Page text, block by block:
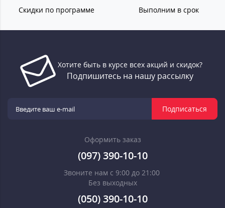
Скидки по программе Выполним в срок
Хотите быть в курсе всех акций и скидок?
Подпишитесь на нашу рассылку
Подписаться
Оформить заказ
(097) 390-10-10
Звоните нам с 9:00 до 21:00
Без выходных
(050) 390-10-10